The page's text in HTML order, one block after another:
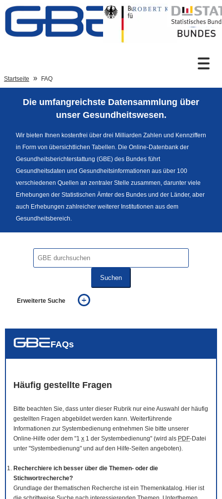
Zum Inhalt
Sprachumschaltung
Fußzeile
Startseite FAQ
Die umfangreichste Datensammlung über
unser Gesundheitswesen.
Wir bieten Ihnen kostenfrei über drei Milliarden Zahlen und Kennziffern
in Form von übersichtlichen Tabellen. Die Online-Datenbank der
Gesundheitsberichterstattung (GBE) des Bundes führt
Gesundheitsdaten und Gesundheitsinformationen aus über 100
verschiedenen Quellen an zentraler Stelle zusammen, darunter viele
Erhebungen der Statistischen Ämter des Bundes und der Länder, aber
auch Erhebungen zahlreicher weiterer Institutionen aus dem
Gesundheitsbereich.
Suchen
Erweiterte Suche
auch in allen Texten suchen (Volltextsuche)
FAQs
Häufig gestellte Fragen
Bitte beachten Sie, dass unter dieser Rubrik nur eine Auswahl der häufig
gestellten Fragen abgebildet werden kann. Weiterführende
Informationen zur Systembedienung entnehmen Sie bitte unserer
Online-Hilfe oder dem "1 x 1 der Systembedienung" (wird als PDF-Datei
unter "Systembedienung" und auf den Hilfe-Seiten angeboten).
Recherchiere ich besser über die Themen- oder die
Stichwortrecherche?
Grundlage der thematischen Recherche ist ein Themenkatalog. Hier ist